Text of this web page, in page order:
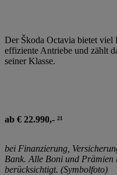
Der Škoda Octavia bietet viel
effiziente Antriebe und zählt
seiner Klasse.
ab € 22.990,- ²¹
bei Finanzierung,
Bank. Alle Boni und Prämien
berücksichtigt. (Symbolfoto)